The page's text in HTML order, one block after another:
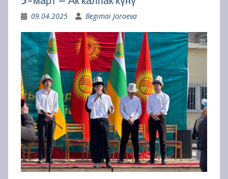
09.04.2025 Begimai Joroeva